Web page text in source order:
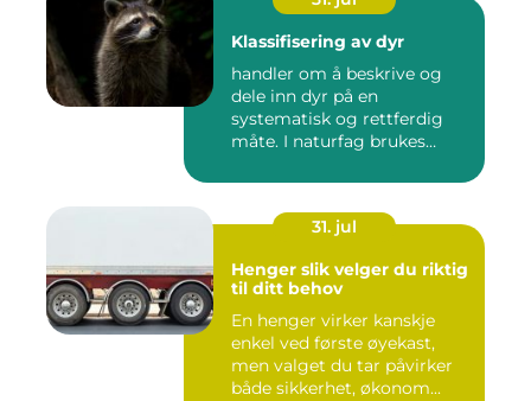
Klassifisering av dyr
handler om å beskrive og
dele inn dyr på en
systematisk og rettferdig
måte. I naturfag brukes
31. jul
Henger slik velger du riktig
til ditt behov
En henger virker kanskje
enkel ved første øyekast,
men valget du tar påvirker
både sikkerhet, økonom...